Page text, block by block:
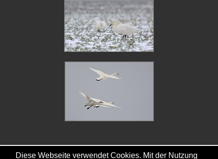
Diese Webseite verwendet Cookies. Mit der Nutzung